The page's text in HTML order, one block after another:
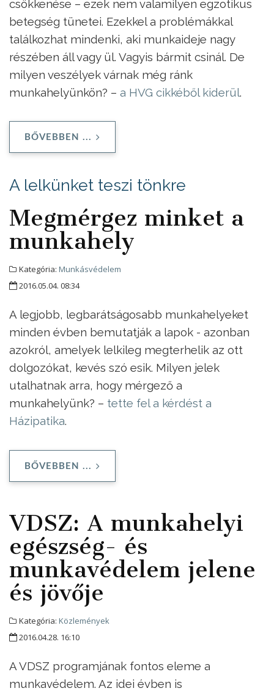
csökkenése – ezek nem valamilyen egzotikus
betegség tünetei. Ezekkel a problémákkal
találkozhat mindenki, aki munkaideje nagy
részében áll vagy ül. Vagyis bármit csinál. De
milyen veszélyek várnak még ránk
munkahelyünkön? – a HVG cikkéből kiderül.
BŐVEBBEN ...
A lelkünket teszi tönkre
Megmérgez minket a
munkahely
Kategória: Munkásvédelem
2016.05.04. 08:34
A legjobb, legbarátságosabb munkahelyeket
minden évben bemutatják a lapok - azonban
azokról, amelyek lelkileg megterhelik az ott
dolgozókat, kevés szó esik. Milyen jelek
utalhatnak arra, hogy mérgező a
munkahelyünk? – tette fel a kérdést a
Házipatika.
BŐVEBBEN ...
VDSZ: A munkahelyi
egészség- és
munkavédelem jelene
és jövője
Kategória: Közlemények
2016.04.28. 16:10
A VDSZ programjának fontos eleme a
munkavédelem. Az idei évben is